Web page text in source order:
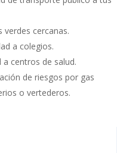
verdes cercanas.
a colegios.
a centros de salud.
de riesgos por gas
o vertederos.